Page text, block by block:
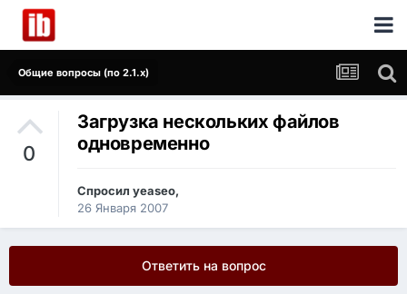
Общие вопросы (по 2.1.x)
0
Загрузка нескольких файлов
одновременно
Спросил yeaseo,
26 Января 2007
Ответить на вопрос